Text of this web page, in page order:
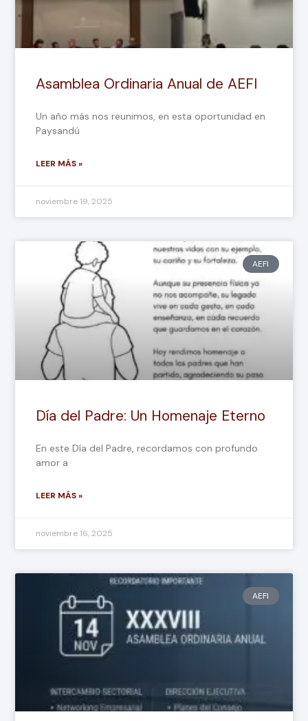
Asamblea Ordinaria Anual de AEFI
Un año más nos reunimos, en esta oportunidad en
Paysandú
LEER MÁS »
noviembre 19, 2025
AEFI
Día del Padre: Un Homenaje Eterno
En este Día del Padre, recordamos con profundo
amor a
LEER MÁS »
noviembre 16, 2025
AEFI